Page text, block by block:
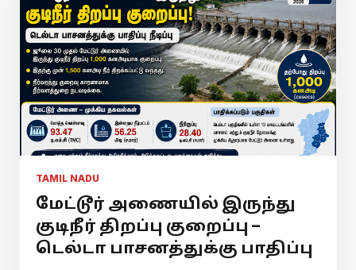
TAMIL NADU
மேட்டூர் அணையில் இருந்து
குடிநீர் திறப்பு குறைப்பு –
டெல்டா பாசனத்துக்கு பாதிப்பு